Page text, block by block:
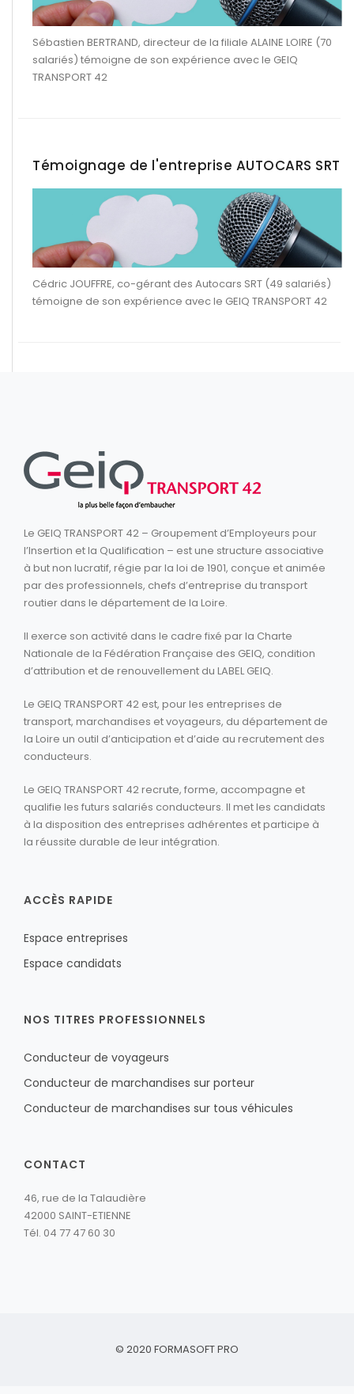
Sébastien BERTRAND, directeur de la filiale ALAINE LOIRE (70
salariés) témoigne de son expérience avec le GEIQ
TRANSPORT 42
Témoignage de l'entreprise AUTOCARS SRT
Cédric JOUFFRE, co-gérant des Autocars SRT (49 salariés)
témoigne de son expérience avec le GEIQ TRANSPORT 42
Le GEIQ TRANSPORT 42 – Groupement d’Employeurs pour
l’Insertion et la Qualification – est une structure associative
à but non lucratif, régie par la loi de 1901, conçue et animée
par des professionnels, chefs d’entreprise du transport
routier dans le département de la Loire.
Il exerce son activité dans le cadre fixé par la Charte
Nationale de la Fédération Française des GEIQ, condition
d’attribution et de renouvellement du LABEL GEIQ.
Le GEIQ TRANSPORT 42 est, pour les entreprises de
transport, marchandises et voyageurs, du département de
la Loire un outil d’anticipation et d’aide au recrutement des
conducteurs.
Le GEIQ TRANSPORT 42 recrute, forme, accompagne et
qualifie les futurs salariés conducteurs. Il met les candidats
à la disposition des entreprises adhérentes et participe à
la réussite durable de leur intégration.
ACCÈS RAPIDE
Espace entreprises
Espace candidats
NOS TITRES PROFESSIONNELS
Conducteur de voyageurs
Conducteur de marchandises sur porteur
Conducteur de marchandises sur tous véhicules
CONTACT
46, rue de la Talaudière
42000 SAINT-ETIENNE
Tél. 04 77 47 60 30
© 2020 FORMASOFT PRO